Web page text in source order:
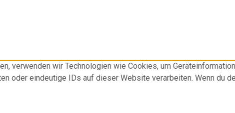
verwenden wir Technologien wie Cookies, um
oder eindeutige IDs auf dieser Website verarbeiten. Wenn du